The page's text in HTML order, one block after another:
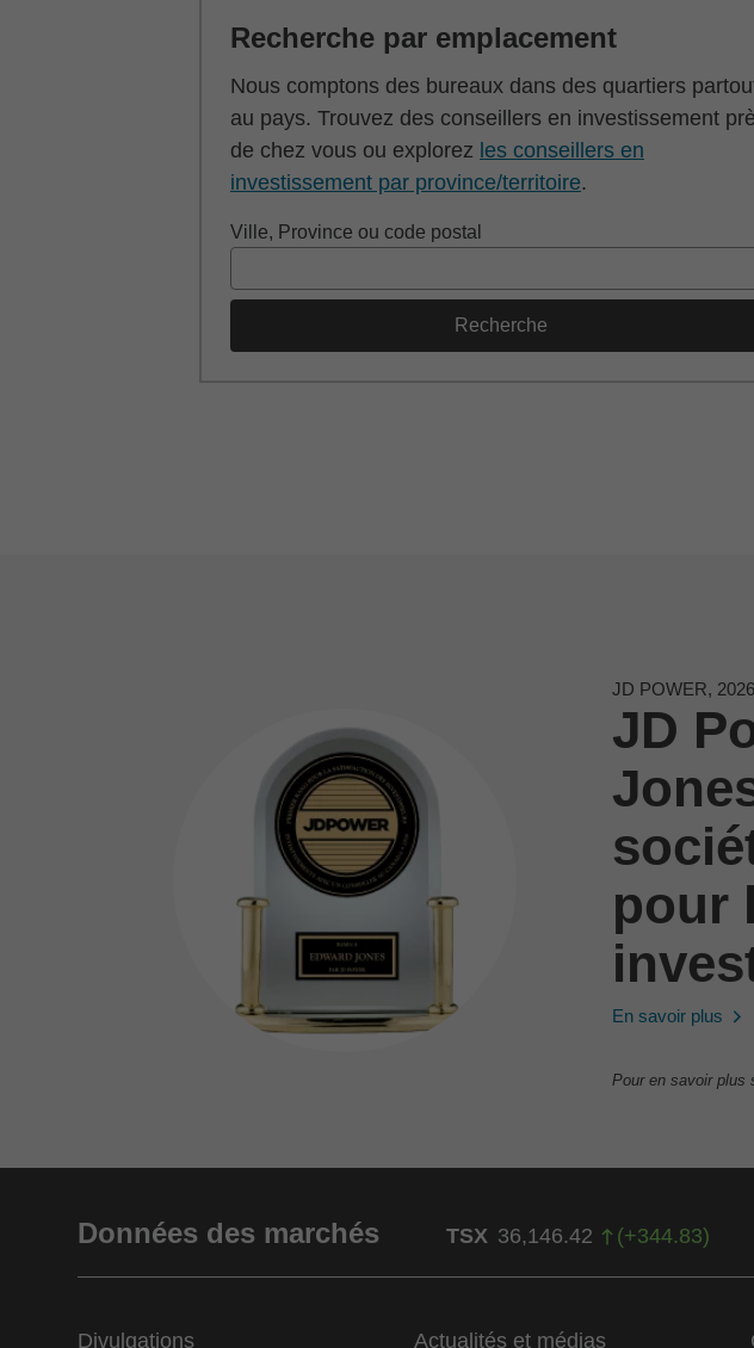
Recherche par emplacement
Nous comptons des bureaux dans des quartiers
au pays. Trouvez des conseillers en investissement
de chez vous ou explorez les conseillers en
investissement par province/territoire.
Ville, Province ou code postal
Recherche
JD POWER, 2026
JD
pour
En savoir plus
Pour en savoir plus
Données des marchés TSX 36,146.42 (+344.83)
Divulgations Actualités et médias